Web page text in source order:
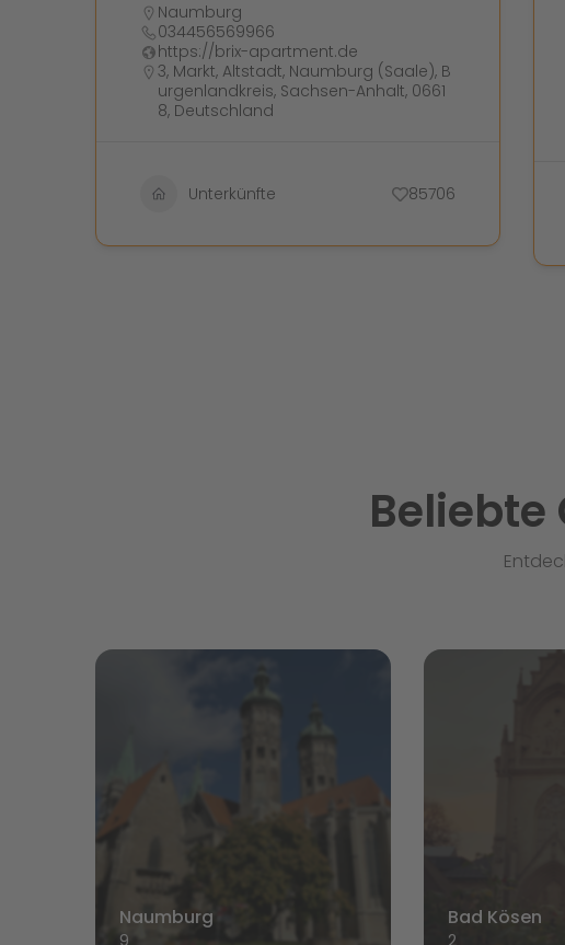
Naumburg
034456569966
https://brix-apartment.de
3, Markt, Altstadt, Naumburg (Saale), B
urgenlandkreis, Sachsen-Anhalt, 0661
8, Deutschland
Unterkünfte 85706
Naumburg Bad Kösen